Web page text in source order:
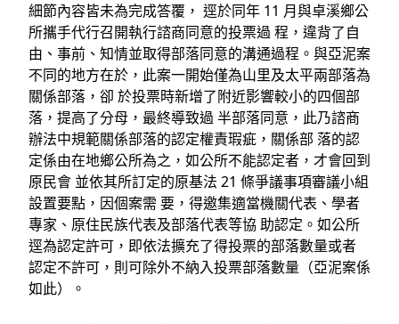
細節內容皆未為完成答覆， 逕於同年 11 ⽉與卓溪鄉公
所攜⼿代⾏召開執⾏諮商同意的投票過 程，違背了⾃
由、事前、知情並取得部落同意的溝通過程。與亞泥案
不同的地⽅在於，此案⼀開始僅為⼭⾥及太平兩部落為
關係部落，卻 於投票時新增了附近影響較⼩的四個部
落，提⾼了分⺟，最終導致過 半部落同意，此乃諮商
辦法中規範關係部落的認定權責瑕疵，關係部 落的認
定係由在地鄉公所為之，如公所不能認定者，才會回到
原⺠會 並依其所訂定的原基法 21 條爭議事項審議⼩組
設置要點，因個案需 要，得邀集適當機關代表、學者
專家、原住⺠族代表及部落代表等協 助認定。如公所
逕為認定許可，即依法擴充了得投票的部落數量或者
認定不許可，則可除外不納⼊投票部落數量（亞泥案係
如此）。